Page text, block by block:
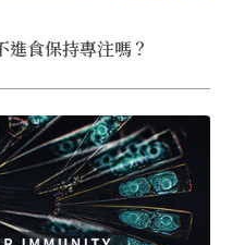
食保持專注嗎？